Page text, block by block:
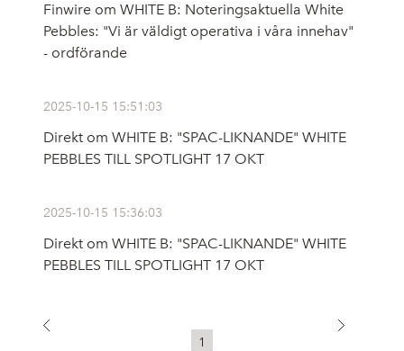
Finwire om WHITE B: Noteringsaktuella White
Pebbles: "Vi är väldigt operativa i våra innehav"
- ordförande
2025-10-15 15:51:03
Direkt om WHITE B: "SPAC-LIKNANDE" WHITE
PEBBLES TILL SPOTLIGHT 17 OKT
2025-10-15 15:36:03
Direkt om WHITE B: "SPAC-LIKNANDE" WHITE
PEBBLES TILL SPOTLIGHT 17 OKT
1